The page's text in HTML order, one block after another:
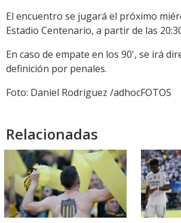
El encuentro se jugará el próximo
Estadio Centenario, a partir de las
En caso de empate en los 90', se irá
definición por penales.
Foto: Daniel Rodriguez /adhocFOTOS
Relacionadas